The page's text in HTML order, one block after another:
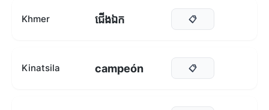
Khmer ជើងឯក 📋
Kinatsila campeón 📋